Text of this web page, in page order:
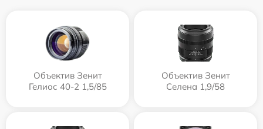
Объектив Зенит
Гелиос 40-2 1,5/85
Объектив Зенит
Селена 1,9/58